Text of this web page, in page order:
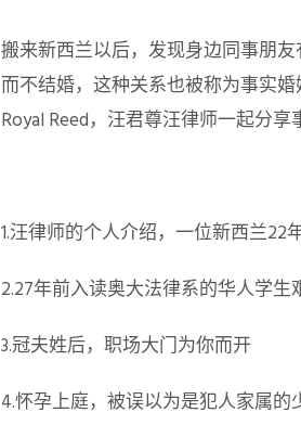
搬来新西兰以后，发现身边同事朋
而不结婚，这种关系也被称为事实
Royal Reed，汪君尊汪律师一起分
1.汪律师的个人介绍，一位新西兰22
2.27年前入读奥大法律系的华人学
3.冠夫姓后，职场大门为你而开
4.怀孕上庭，被误以为是犯人家属的